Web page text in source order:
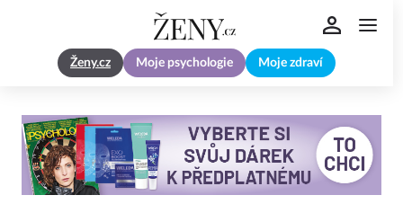
Ženy.cz Moje psychologie Moje zdraví